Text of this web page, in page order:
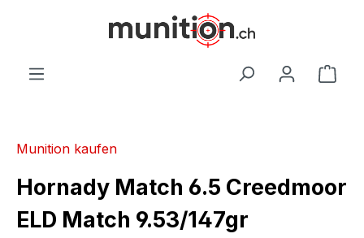
Munition kaufen
Hornady Match 6.5 Creedmoor
ELD Match 9.53/147gr